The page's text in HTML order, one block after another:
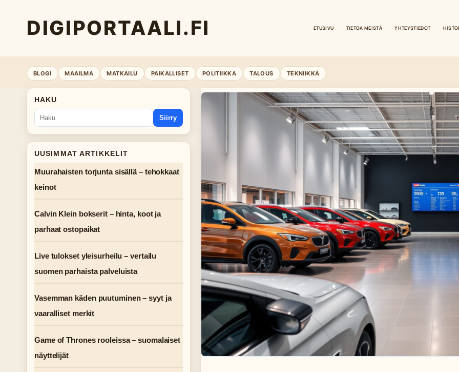
DIGIPORTAALI.FI ETUSIVU TIETOA MEISTÄ YHTEYSTIEDOT
BLOGI MAAILMA MATKAILU PAIKALLISET POLITIIKKA TALOUS TEKNIIKKA
HAKU
Siirry
UUSIMMAT ARTIKKELIT
Muurahaisten torjunta sisällä – tehokkaat
keinot
Calvin Klein bokserit – hinta, koot ja
parhaat ostopaikat
Live tulokset yleisurheilu – vertailu
suomen parhaista palveluista
Vasemman käden puutuminen – syyt ja
vaaralliset merkit
Game of Thrones rooleissa – suomalaiset
näyttelijät